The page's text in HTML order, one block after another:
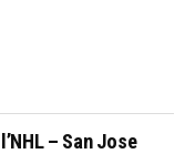
– San Jose